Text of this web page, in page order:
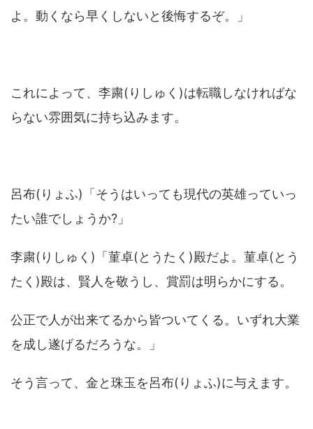
よ。動くなら早くしないと後悔するぞ。」
これによって、李粛(りしゅく)は転職しなければな
らない雰囲気に持ち込みます。
呂布(りょふ)「そうはいっても現代の英雄っていっ
たい誰でしょうか?」
李粛(りしゅく)「菫卓(とうたく)殿だよ。菫卓(とう
たく)殿は、賢人を敬うし、賞罰は明らかにする。
公正で人が出来てるから皆ついてくる。いずれ大業
を成し遂げるだろうな。」
そう言って、金と珠玉を呂布(りょふ)に与えます。